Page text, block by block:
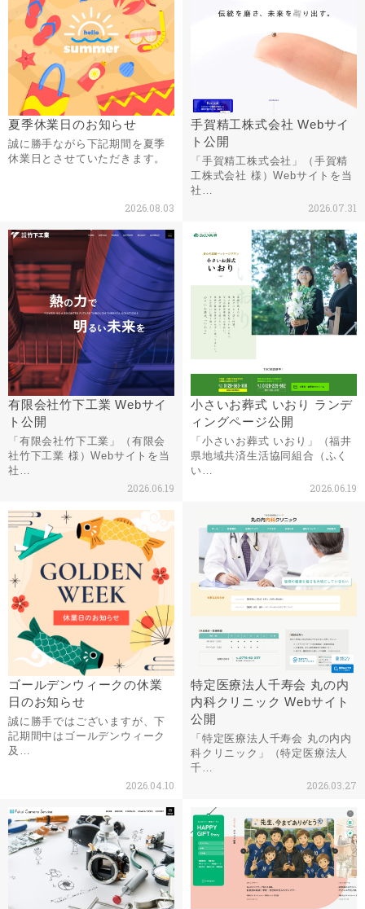
夏季休業日のお知らせ
誠に勝手ながら下記期間を夏季
休業日とさせていただきます。
2026.08.03
手賀精工株式会社 Webサイ
ト公開
「手賀精工株式会社」（手賀精
工株式会社 様）Webサイトを当
社…
2026.07.31
有限会社竹下工業 Webサイ
ト公開
「有限会社竹下工業」（有限会
社竹下工業 様）Webサイトを当
社…
2026.06.19
小さいお葬式 いおり ランデ
ィングページ公開
「小さいお葬式 いおり」（福井
県地域共済生活協同組合（ふく
い…
2026.06.19
ゴールデンウィークの休業
日のお知らせ
誠に勝手ではございますが、下
記期間中はゴールデンウィーク
及…
2026.04.10
特定医療法人千寿会 丸の内
内科クリニック Webサイト
公開
「特定医療法人千寿会 丸の内内
科クリニック」（特定医療法人
千…
2026.03.27